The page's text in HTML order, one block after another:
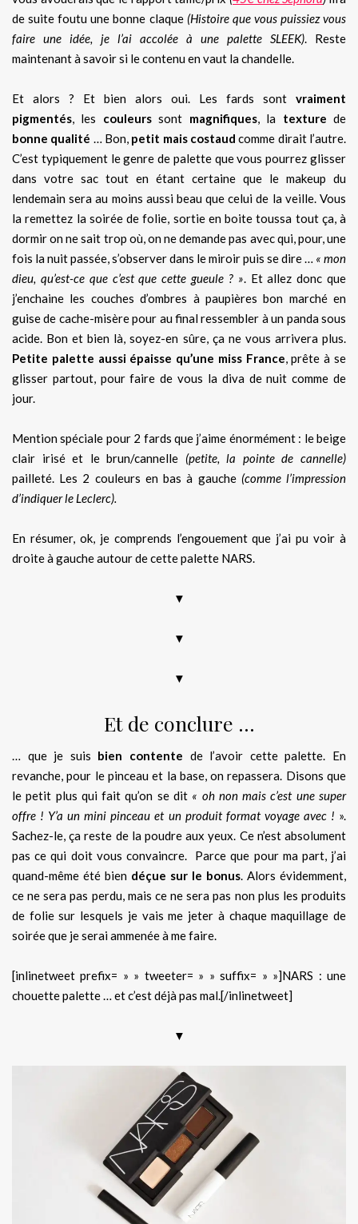
de suite foutu une bonne claque (Histoire que vous puissiez vous
faire une idée, je l’ai accolée à une palette SLEEK). Reste
maintenant à savoir si le contenu en vaut la chandelle.
Et alors ? Et bien alors oui. Les fards sont vraiment
pigmentés, les couleurssont magnifiques, la texture de
bonne qualité … Bon, petit mais costaud comme dirait l’autre.
C’est typiquement le genre de palette que vous pourrez glisser
dans votre sac tout en étant certaine que le makeup du
lendemain sera au moins aussi beau que celui de la veille. Vous
la remettez la soirée de folie, sortie en boite toussa tout ça, à
dormir on ne sait trop où, on ne demande pas avec qui, pour, une
fois la nuit passée, s’observer dans le miroir puis se dire … « mon
dieu, qu’est-ce que c’est que cette gueule ? ». Et allez donc que
j’enchaine les couches d’ombres à paupières bon marché en
guise de cache-misère pour au final ressembler à un panda sous
acide. Bon et bien là, soyez-en sûre, ça ne vous arrivera plus.
Petite palette aussi épaisse qu’une miss France, prête à se
glisser partout, pour faire de vous la diva de nuit comme de
jour.
Mention spéciale pour 2 fards que j’aime énormément : le beige
clair irisé et le brun/cannelle (petite, la pointe de cannelle)
pailleté. Les 2 couleurs en bas à gauche (comme l’impression
d’indiquer le Leclerc).
En résumer, ok, je comprends l’engouement que j’ai pu voir à
droite à gauche autour de cette palette NARS.
▼
▼
▼
Et de conclure …
… que je suis bien contente de l’avoir cette palette. En
revanche, pour le pinceau et la base, on repassera. Disons que
le petit plus qui fait qu’on se dit « oh non mais c’est une super
offre ! Y’a un mini pinceau et un produit format voyage avec ! ».
Sachez-le, ça reste de la poudre aux yeux. Ce n’est absolument
pas ce qui doit vous convaincre. Parce que pour ma part, j’ai
quand-même été bien déçue sur le bonus. Alors évidemment,
ce ne sera pas perdu, mais ce ne sera pas non plus les produits
de folie sur lesquels je vais me jeter à chaque maquillage de
soirée que je serai ammenée à me faire.
[inlinetweet prefix= » » tweeter= » » suffix= » »]NARS : une
chouette palette … et c’est déjà pas mal.[/inlinetweet]
▼